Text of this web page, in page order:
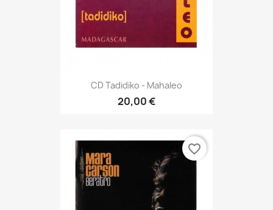
CD Tadidiko - Mahaleo
20,00 €
favorite_border